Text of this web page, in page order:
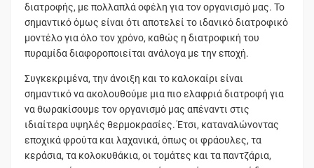
διατροφής, με πολλαπλά οφέλη για τον οργανισμό μας. Το
σημαντικό όμως είναι ότι αποτελεί το ιδανικό διατροφικό
μοντέλο για όλο τον χρόνο, καθώς η διατροφική του
πυραμίδα διαφοροποιείται ανάλογα με την εποχή.
Συγκεκριμένα, την άνοιξη και το καλοκαίρι είναι
σημαντικό να ακολουθούμε μια πιο ελαφριά διατροφή για
να θωρακίσουμε τον οργανισμό μας απέναντι στις
ιδιαίτερα υψηλές θερμοκρασίες. Έτσι, καταναλώνοντας
εποχικά φρούτα και λαχανικά, όπως οι φράουλες, τα
κεράσια, τα κολοκυθάκια, οι τομάτες και τα παντζάρια,